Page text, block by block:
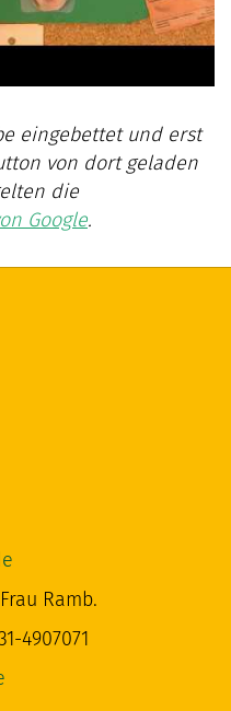
eingebettet und erst
von dort geladen
die
Google.
Ramb.
4907071